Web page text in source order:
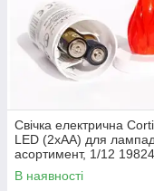
Свічка електрична
LED (2xAA) для
асортимент, 1/12 19824
В наявності